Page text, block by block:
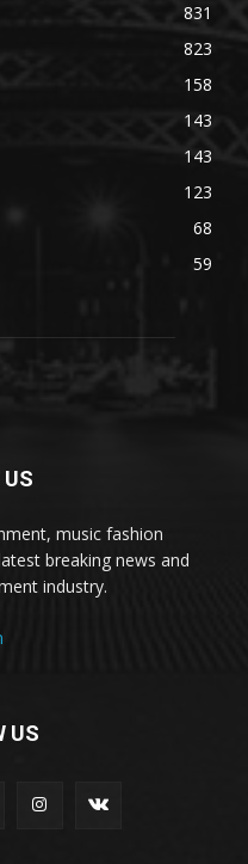
831
823
158
143
143
123
68
59
music fashion
breaking news and
industry.
US